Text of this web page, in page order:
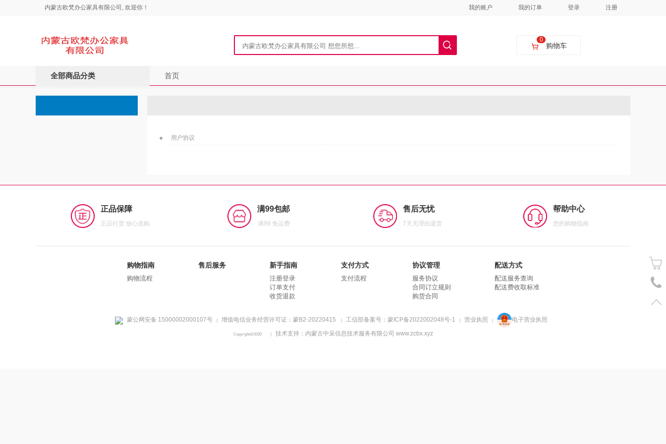
内蒙古欧梵办公家具有限公司, 欢迎你！ 我的账户 我的订单 登录 注册
购物车
0
全部商品分类 首页
用户协议
正品保障
正品行货 放心选购
满99包邮
满99 免运费
售后无忧
7天无理由退货
帮助中心
您的购物指南
购物指南
购物流程
售后服务 新手指南
注册登录
订单支付
收货退款
支付方式
支付流程
协议管理
服务协议
合同订立规则
购货合同
配送方式
配送服务查询
配送费收取标准
蒙公网安备 15000002000107号 | 增值电信业务经营许可证：蒙B2-20220415 | 工信部备案号：蒙ICP备2022002048号-1 | 营业执照 | 电子营业执照
Copyright@2020 | 技术支持：内蒙古中采信息技术服务有限公司 www.zcbx.xyz